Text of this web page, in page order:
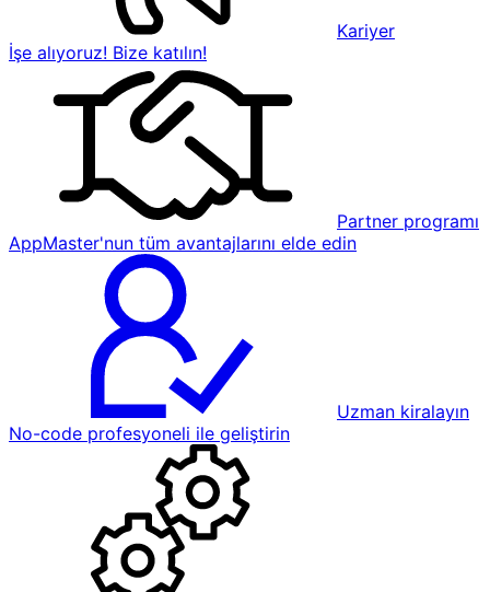
Kariyer
İşe alıyoruz! Bize katılın!
Partner programı
AppMaster'nun tüm avantajlarını elde edin
Uzman kiralayın
No-code profesyoneli ile geliştirin